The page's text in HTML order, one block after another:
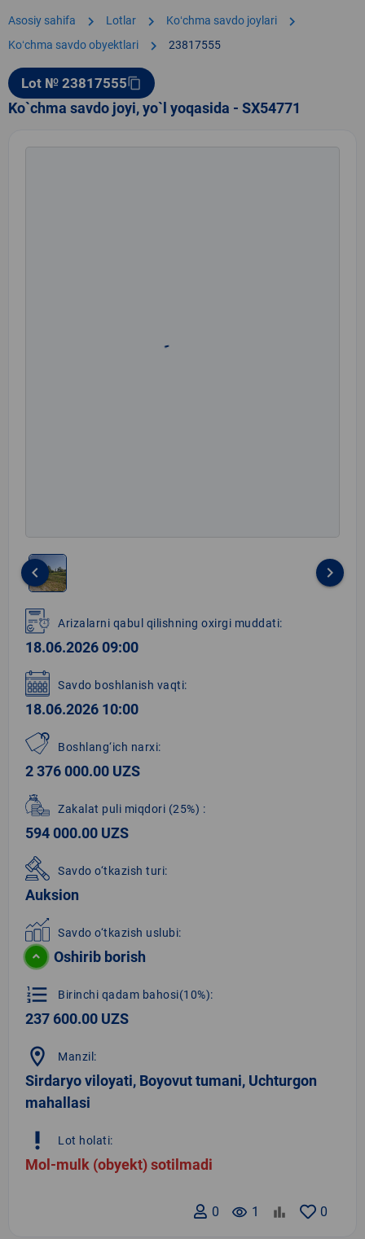
Asosiy sahifa chevron_right Lotlar chevron_right Koʻchma savdo joylari chevron_right
Koʻchma savdo obyektlari chevron_right 23817555
Lot № 23817555content_copy
Ko`chma savdo joyi, yo`l yoqasida - SX54771
1
of
1
keyboard_arrow_left keyboard_arrow_right
Arizalarni qabul qilishning oxirgi muddati:
18.06.2026 09:00
Savdo boshlanish vaqti:
18.06.2026 10:00
Boshlang‘ich narxi:
2 376 000.00 UZS
Zakalat puli miqdori (25%) :
594 000.00 UZS
Savdo o‘tkazish turi:
Auksion
Savdo o‘tkazish uslubi:
Oshirib borish
format_list_numbered Birinchi qadam bahosi(10%):
237 600.00 UZS
location_on Manzil:
Sirdaryo viloyati, Boyovut tumani, Uchturgon
mahallasi
priority_high Lot holati:
Mol-mulk (obyekt) sotilmadi
0
remove_red_eye 1
0